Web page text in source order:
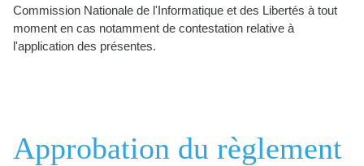
Commission Nationale de l'Informatique et des Libertés à tout
moment en cas notamment de contestation relative à
l'application des présentes.
Approbation du règlement